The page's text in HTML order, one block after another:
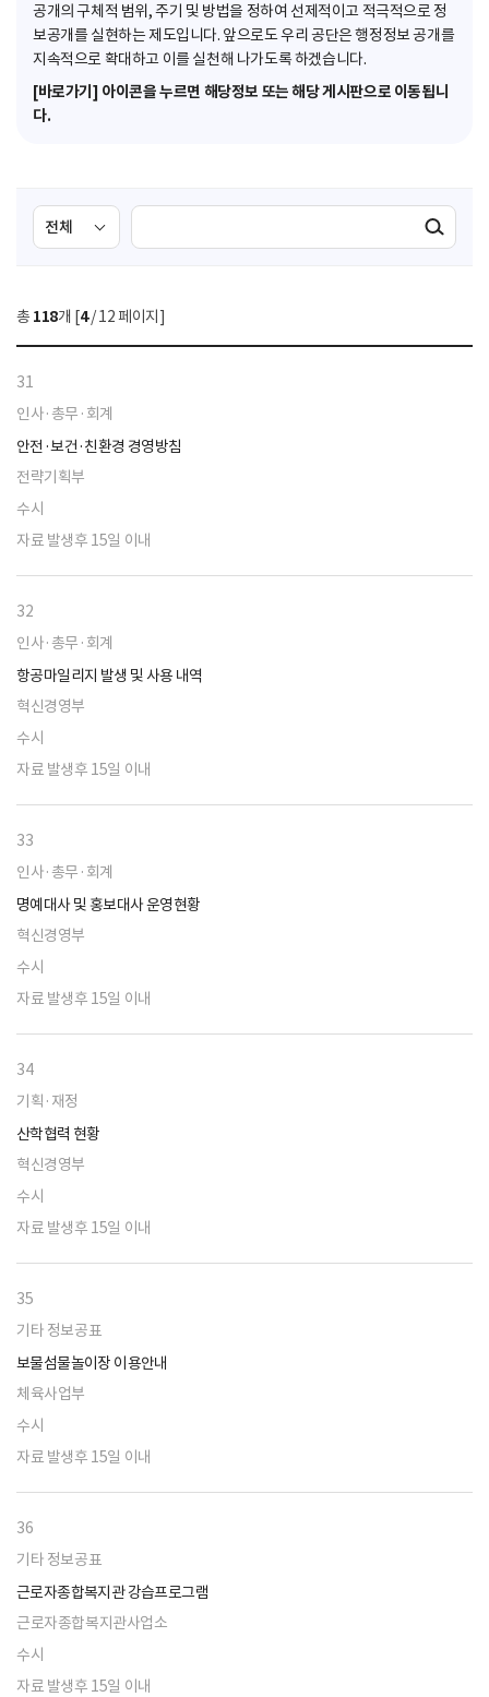
공개의 구체적 범위, 주기 및 방법을 정하여 선제적이고 적극적으로 정
보공개를 실현하는 제도입니다. 앞으로도 우리 공단은 행정정보 공개를
지속적으로 확대하고 이를 실천해 나가도록 하겠습니다.
[바로가기] 아이콘을 누르면 해당정보 또는 해당 게시판으로 이동됩니
다.
검
색
선
택
색
검색실행
총 118개 [4/ 12 페이지]
31
인사·총무·회계
안전·보건·친환경 경영방침
전략기획부
수시
자료 발생후 15일 이내
32
인사·총무·회계
항공마일리지 발생 및 사용 내역
혁신경영부
수시
자료 발생후 15일 이내
33
인사·총무·회계
명예대사 및 홍보대사 운영현황
혁신경영부
수시
자료 발생후 15일 이내
34
기획·재정
산학협력 현황
혁신경영부
수시
자료 발생후 15일 이내
35
기타 정보공표
보물섬물놀이장 이용안내
체육사업부
수시
자료 발생후 15일 이내
36
기타 정보공표
근로자종합복지관 강습프로그램
근로자종합복지관사업소
수시
자료 발생후 15일 이내